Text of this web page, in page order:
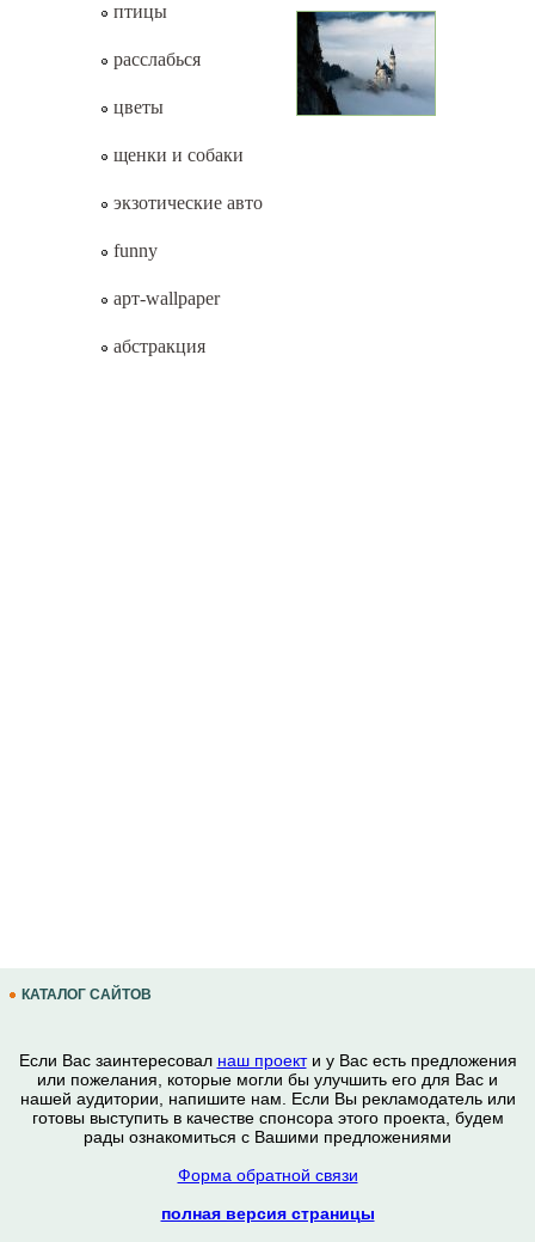
птицы
расслабься
цветы
щенки и собаки
экзотические авто
funny
арт-wallpaper
абстракция
КАТАЛОГ САЙТОВ
Если Вас заинтересовал наш проекти у Вас есть предложения
или пожелания, которые могли бы улучшить его для Вас и
нашей аудитории, напишите нам. Если Вы рекламодатель или
готовы выступить в качестве спонсора этого проекта, будем
рады ознакомиться с Вашими предложениями
Форма обратной связи
полная версия страницы